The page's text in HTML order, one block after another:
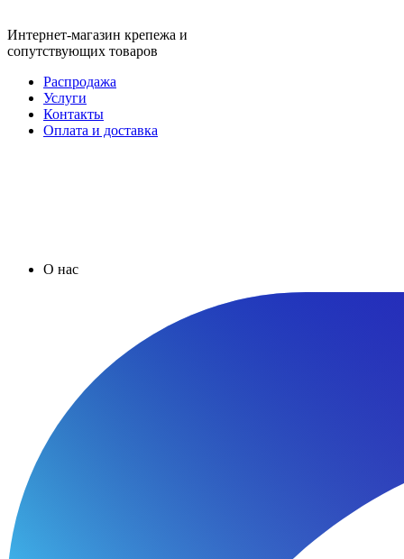
Интернет-магазин крепежа и
сопутствующих товаров
Распродажа
Услуги
Контакты
Оплата и доставка
О нас